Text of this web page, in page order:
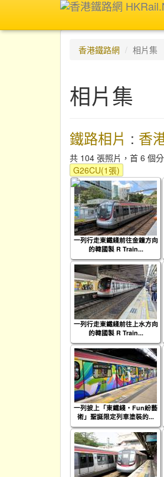
香港鐵路網 相片集
相片集
鐵路相片 : 香
共 104 張照片，首 6 個
G26CU(1張)
一列行走東鐵綫前往金鐘方向
的韓國製 R Train...
一列行走東鐵綫前往上水方向
的韓國製 R Train...
一列披上「東鐵綫‧Fun紛藝
術」聖誕限定列車塗裝的...